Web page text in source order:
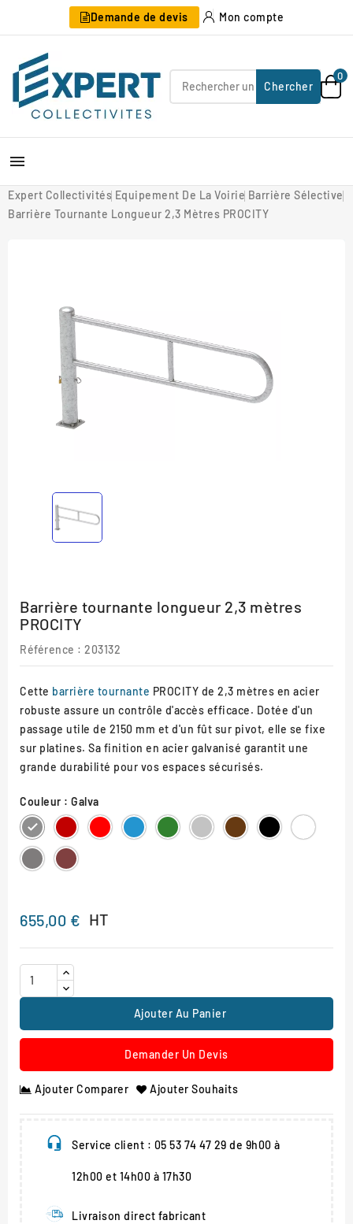
Demande de devis Mon compte
Chercher
0

Expert Collectivités Equipement De La Voirie Barrière Sélective
Barrière Tournante Longueur 2,3 Mètres PROCITY
Barrière tournante longueur 2,3 mètres
PROCITY
Référence : 203132
Cette barrière tournante PROCITY de 2,3 mètres en acier
robuste assure un contrôle d'accès efficace. Dotée d'un
passage utile de 2150 mm et d'un fût sur pivot, elle se fixe
sur platines. Sa finition en acier galvanisé garantit une
grande durabilité pour vos espaces sécurisés.
Couleur : Galva
Galva RAL
3004
RAL
3020
RAL
5010
RAL
6005
RAL
7044
RAL
8017
RAL
9005
RAL
9010
Gris
Procity
Aspect
Corten
655,00 € HT
Ajouter Au Panier
Demander Un Devis
Ajouter Comparer Ajouter Souhaits
Service client : 05 53 74 47 29 de 9h00 à
12h00 et 14h00 à 17h30
Livraison direct fabricant